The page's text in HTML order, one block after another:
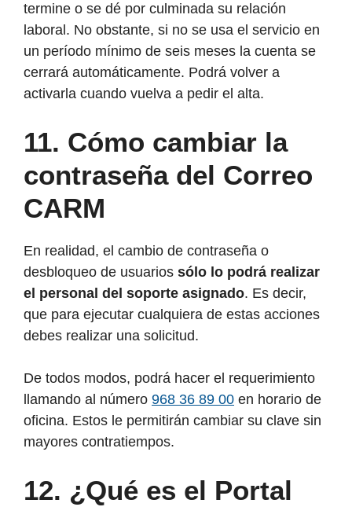
termine o se dé por culminada su relación
laboral. No obstante, si no se usa el servicio en
un período mínimo de seis meses la cuenta se
cerrará automáticamente. Podrá volver a
activarla cuando vuelva a pedir el alta.
11. Cómo cambiar la
contraseña del Correo
CARM
En realidad, el cambio de contraseña o
desbloqueo de usuarios sólo lo podrá realizar
el personal del soporte asignado. Es decir,
que para ejecutar cualquiera de estas acciones
debes realizar una solicitud.
De todos modos, podrá hacer el requerimiento
llamando al número 968 36 89 00 en horario de
oficina. Estos le permitirán cambiar su clave sin
mayores contratiempos.
12. ¿Qué es el Portal